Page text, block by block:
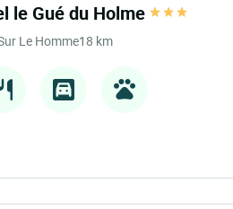
le Gué du Holme
Le Homme18 km